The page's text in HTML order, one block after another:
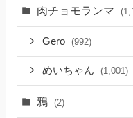
肉チョモランマ
Gero (992)
めいちゃん (1,001)
鴉 (2)